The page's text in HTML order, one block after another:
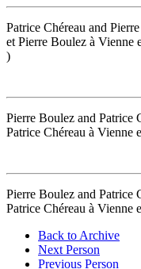
Patrice Chéreau and
et Pierre Boulez à Vienne
)
Pierre Boulez and Patrice
Patrice Chéreau à Vienne
Pierre Boulez and Patrice
Patrice Chéreau à Vienne
Back to Archive
Next Person
Previous Person